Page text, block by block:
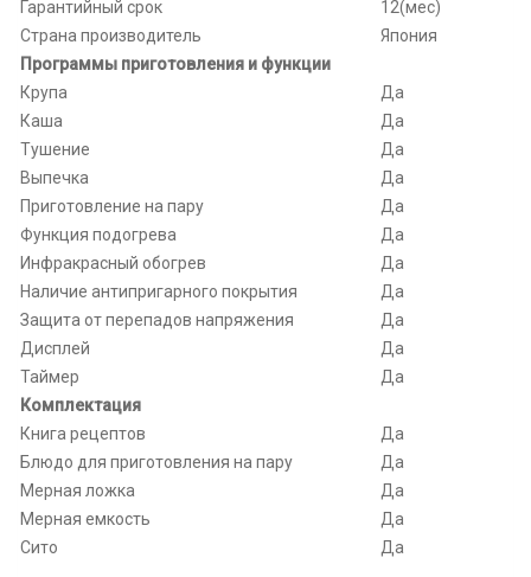
Гарантийный срок
12(мес)
Страна производитель
Япония
Программы приготовления и функции
Крупа
Да
Каша
Да
Тушение
Да
Выпечка
Да
Приготовление на пару
Да
Функция подогрева
Да
Инфракрасный обогрев
Да
Наличие антипригарного покрытия
Да
Защита от перепадов напряжения
Да
Дисплей
Да
Таймер
Да
Комплектация
Книга рецептов
Да
Блюдо для приготовления на пару
Да
Мерная ложка
Да
Мерная емкость
Да
Сито
Да